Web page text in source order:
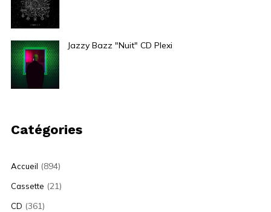
Jazzy Bazz "Nuit" CD Plexi
Catégories
Accueil (894)
Cassette (21)
CD (361)